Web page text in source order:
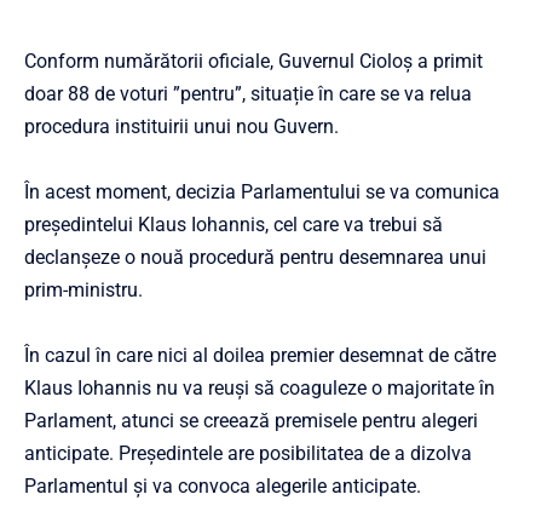
Conform numărătorii oficiale, Guvernul Cioloș a primit
doar 88 de voturi ”pentru”, situație în care se va relua
procedura instituirii unui nou Guvern.
În acest moment, decizia Parlamentului se va comunica
președintelui Klaus Iohannis, cel care va trebui să
declanșeze o nouă procedură pentru desemnarea unui
prim-ministru.
În cazul în care nici al doilea premier desemnat de către
Klaus Iohannis nu va reuși să coaguleze o majoritate în
Parlament, atunci se creează premisele pentru alegeri
anticipate. Președintele are posibilitatea de a dizolva
Parlamentul și va convoca alegerile anticipate.